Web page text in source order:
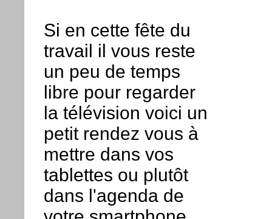
Si en cette fête du
travail il vous reste
un peu de temps
libre pour regarder
la télévision voici un
petit rendez vous à
mettre dans vos
tablettes ou plutôt
dans l'agenda de